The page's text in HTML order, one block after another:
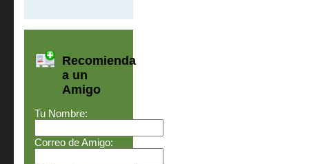
Recomienda
a un
Amigo
Tu Nombre:
Correo de Amigo: